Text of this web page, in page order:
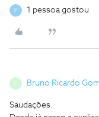
P 1 pessoa gostou
Bruno Ricardo
Saudações.